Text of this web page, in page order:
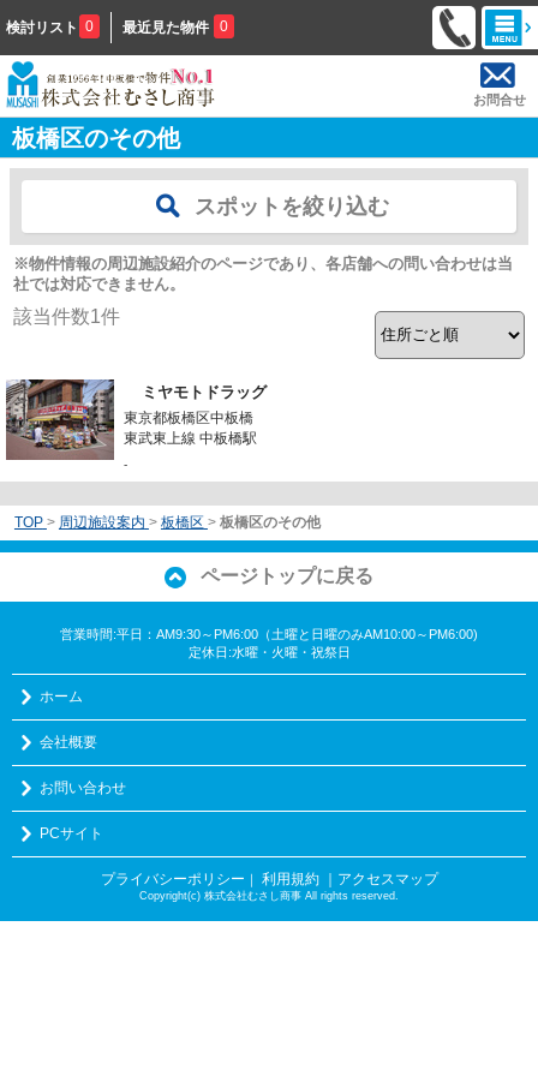
検討リスト 0 最近見た物件 0
お問合せ
板橋区のその他
スポットを絞り込む
※物件情報の周辺施設紹介のページであり、各店舗への問い合わせは当
社では対応できません。
該当件数1件
ミヤモトドラッグ
東京都板橋区中板橋
東武東上線 中板橋駅
-
TOP > 周辺施設案内 > 板橋区 > 板橋区のその他
ページトップに戻る
営業時間:平日：AM9:30～PM6:00（土曜と日曜のみAM10:00～PM6:00)
定休日:水曜・火曜・祝祭日
ホーム
会社概要
お問い合わせ
PCサイト
プライバシーポリシー ｜ 利用規約 ｜アクセスマップ
Copyright(c) 株式会社むさし商事 All rights reserved.